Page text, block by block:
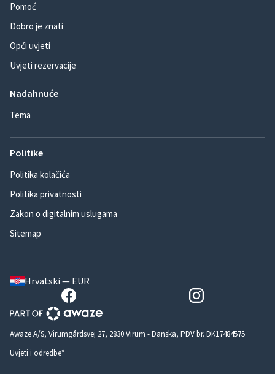
Pomoć
Dobro je znati
Opći uvjeti
Uvjeti rezervacije
Nadahnuće
Tema
Politike
Politika kolačića
Politika privatnosti
Zakon o digitalnim uslugama
Sitemap
Hrvatski — EUR
Awaze A/S, Virumgårdsvej 27, 2830 Virum - Danska, PDV br. DK17484575
Uvjeti i odredbe*